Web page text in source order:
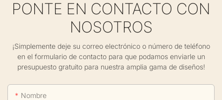
PONTE EN CONTACTO CON
NOSOTROS
¡Simplemente deje su correo electrónico o número de teléfono
en el formulario de contacto para que podamos enviarle un
presupuesto gratuito para nuestra amplia gama de diseños!
Nombre